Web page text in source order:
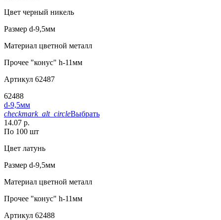
Цвет черный никель
Размер d-9,5мм
Материал цветной металл
Прочее "конус" h-11мм
Артикул 62487
62488
d-9,5мм
checkmark_alt_circleВыбрать
14.07 р.
По 100 шт
Цвет латунь
Размер d-9,5мм
Материал цветной металл
Прочее "конус" h-11мм
Артикул 62488